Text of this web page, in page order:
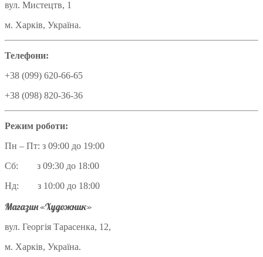
вул. Мистецтв, 1
м. Харків, Україна.
Телефони:
+38 (099) 620-66-65
+38 (098) 820-36-36
Режим роботи:
Пн – Пт: з 09:00 до 19:00
Сб: з 09:30 до 18:00
Нд: з 10:00 до 18:00
Магазин «Художник»
вул. Георгія Тарасенка, 12,
м. Харків, Україна.